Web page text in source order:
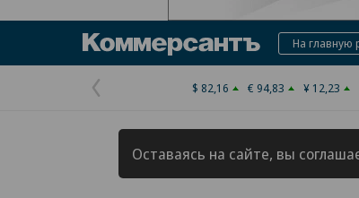
КоммерсантъНа главную
Предыдущая
страница
$ 82,16 € 94,83 ¥ 12,23
Оставаясь на сайте, вы